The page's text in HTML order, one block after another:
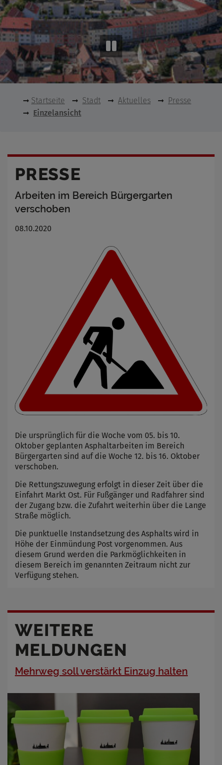
Startseite Stadt Aktuelles
Presse
Einzelansicht
PRESSE
Arbeiten im Bereich Bürgergarten
verschoben
08.10.2020
Die ursprünglich für die Woche vom 05. bis 10.
Oktober geplanten Asphaltarbeiten im Bereich
Bürgergarten sind auf die Woche 12. bis 16. Oktober
verschoben.
Die Rettungszuwegung erfolgt in dieser Zeit über die
Einfahrt Markt Ost. Für Fußgänger und Radfahrer sind
der Zugang bzw. die Zufahrt weiterhin über die Lange
Straße möglich.
Die punktuelle Instandsetzung des Asphalts wird in
Höhe der Einmündung Post vorgenommen. Aus
diesem Grund werden die Parkmöglichkeiten in
diesem Bereich im genannten Zeitraum nicht zur
Verfügung stehen.
WEITERE
MELDUNGEN
Mehrweg soll verstärkt Einzug halten